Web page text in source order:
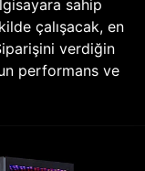
sahip
çalışacak, en
verdiğin
performans ve